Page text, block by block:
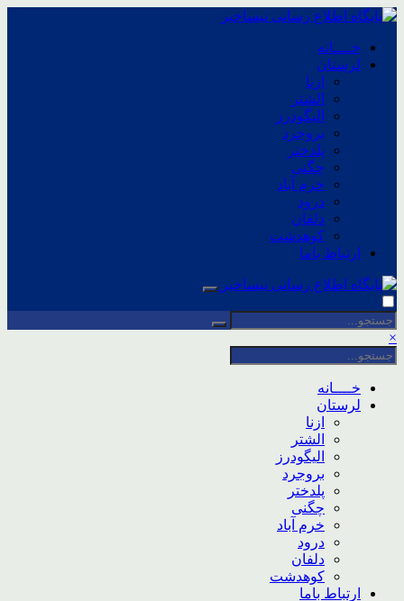
خــــانه
لرستان
ازنا
الشتر
الیگودرز
بروجرد
پلدختر
چگنی
خرم آباد
درود
دلفان
کوهدشت
ارتباط باما
×
خــــانه
لرستان
ازنا
الشتر
الیگودرز
بروجرد
پلدختر
چگنی
خرم آباد
درود
دلفان
کوهدشت
ارتباط باما